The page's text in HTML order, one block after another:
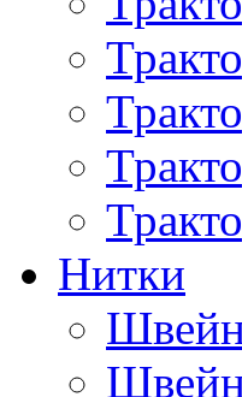
Нитки